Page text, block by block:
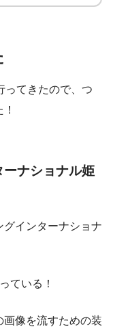
ってきたので、つ
ナショナル姫
インターナショナ
ている！
画像を流すための装